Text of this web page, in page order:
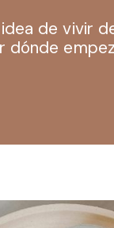
idea de vivir
dónde